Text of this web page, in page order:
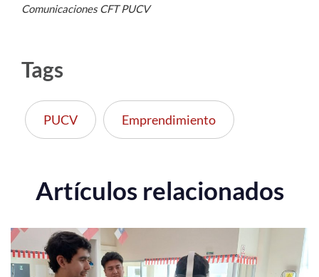
Comunicaciones CFT PUCV
Tags
PUCV Emprendimiento
Artículos relacionados